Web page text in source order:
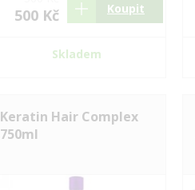
500 Kč Koupit
Skladem
Keratin Hair Complex
750ml